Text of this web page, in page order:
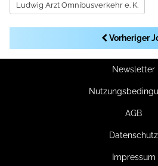
Ludwig Arzt Omnibusverkehr e. K.
Vorheriger
Newsletter
AGB
Datenschutz
Impressum